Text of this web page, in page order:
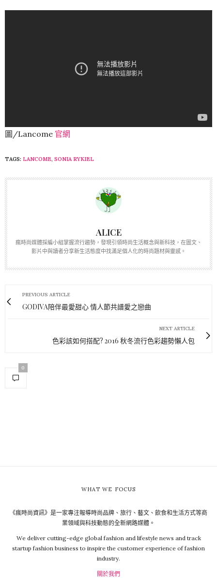
圖/Lancome 官網
TAGS: LANCOME, SONIA RYKIEL
ALICE
瘋時尚媒體採編小組掌握流行趨勢，發現引領時尚生活概念與新科技，在圖文、
影片中與讀者分享新生活態度中找滿足個人化的時尚題材與靈感。
PREVIOUS ARTICLE
GODIVA陪伴最愛甜心 情人節共譜愛之戀曲
NEXT ARTICLE
色彩該如何搭配? 2016 秋冬流行色彩趨勢懶人包
0
WHAT WE FOCUS
《瘋時尚資訊》是一家專注報導時尚品牌、旅行、藝文、飲食和生活方式等商
業領域與科技動態的全新網路媒體。
We deliver cutting-edge global fashion and lifestyle news and track
startup fashion business to inspire the customer experience of fashion
industry.
關於我們